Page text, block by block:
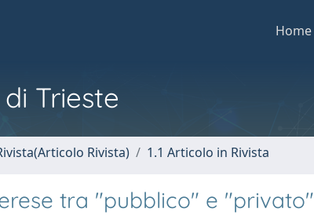
Home
Trieste
Rivista) 1.1 Articolo in Rivista
tra "pubblico" e "privato"